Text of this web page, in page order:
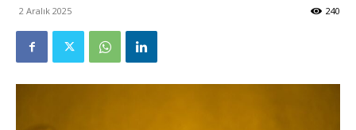
2 Aralık 2025 240